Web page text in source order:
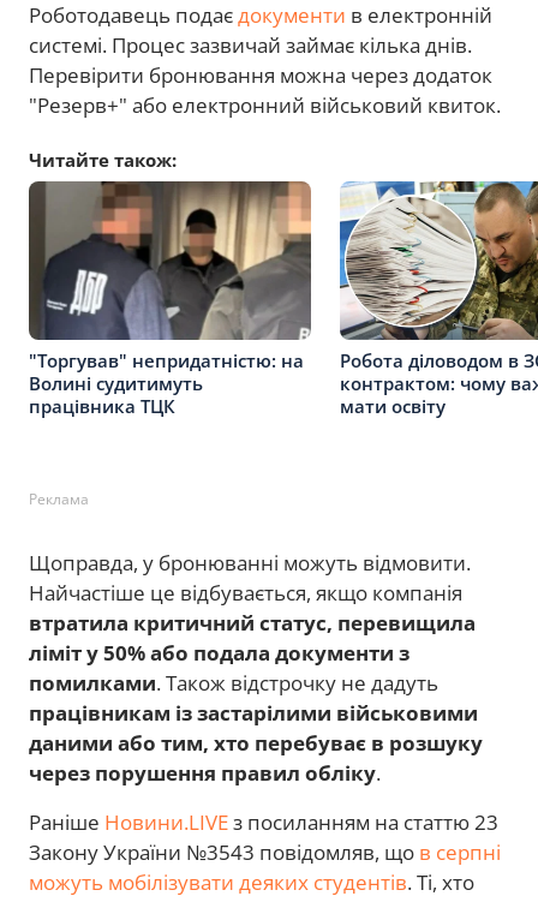
Роботодавець подаєдокументи в електронній
системі. Процес зазвичай займає кілька днів.
Перевірити бронювання можна через додаток
"Резерв+" або електронний військовий квиток.
Читайте також:
"Торгував" непридатністю: на
Волині судитимуть
працівника ТЦК
Робота діловодом в
контрактом: чому
мати освіту
Реклама
Щоправда, у бронюванні можуть відмовити.
Найчастіше це відбувається, якщо компанія
втратила критичний статус, перевищила
ліміт у 50% або подала документи з
помилками. Також відстрочку не дадуть
працівникам із застарілими військовими
даними або тим, хто перебуває в розшуку
через порушення правил обліку.
Раніше Новини.LIVEз посиланням на статтю 23
Закону України №3543 повідомляв, що в серпні
можуть мобілізувати деяких студентів. Ті, хто